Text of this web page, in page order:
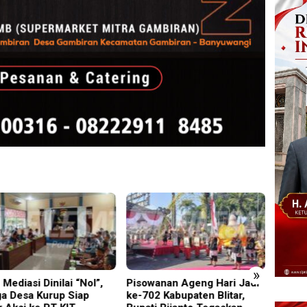
»
Ageng Hari Jadi
Kabupaten Blitar,
Terbukti Langgar UU Merek,
Chalas Kromoto Dieksekusi